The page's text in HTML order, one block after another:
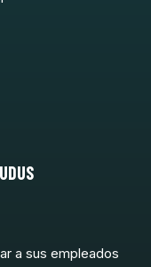
a sus empleados